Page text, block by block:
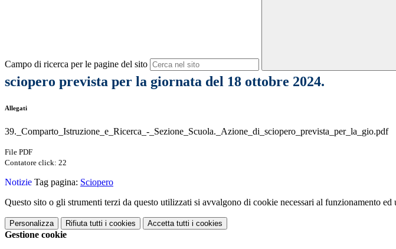
Campo di ricerca per le pagine del sito
sciopero prevista per la giornata del 18 ottobre 2024.
Allegati
39._Comparto_Istruzione_e_Ricerca_-_Sezione_Scuola._Azione_di_sciopero_prevista_per_la_gio.pdf
File PDF
Contatore click: 22
Notizie Tag pagina: Sciopero
Questo sito o gli strumenti terzi da questo utilizzati si avvalgono di cookie necessari al funzionamento
Personalizza Rifiuta tutti i cookies Accetta tutti i cookies
Gestione cookie